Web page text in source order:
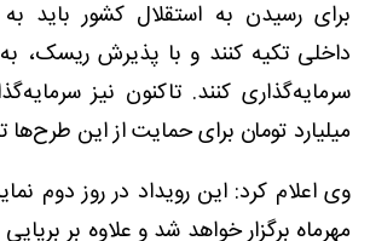
برای رسیدن به استقلال کشور باید به
داخلی تکیه کنند و با پذیرش ریسک،
میلیارد تومان برای حمایت از این طرح‌ها
وی اعلام کرد: این رویداد در روز دوم
مهرماه برگزار خواهد شد و علاوه بر